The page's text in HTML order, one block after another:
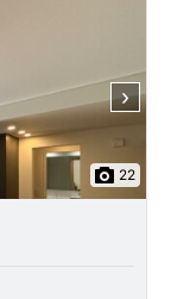
›
22